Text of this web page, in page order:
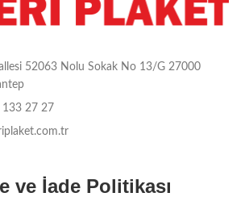
52063 Nolu Sokak No 13/G 27000
133 27 27
ve İade Politikası